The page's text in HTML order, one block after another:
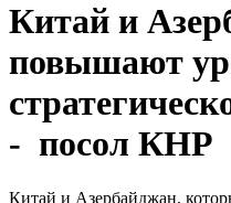
Китай и
повышают
- посол КНР
Китай и Азербайджан,